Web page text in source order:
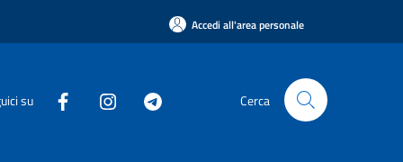
Accedi all'area personale
su Cerca